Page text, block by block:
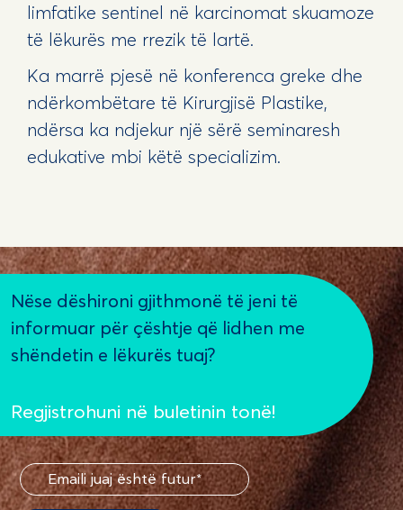
limfatike sentinel në karcinomat skuamoze
të lëkurës me rrezik të lartë.
Ka marrë pjesë në konferenca greke dhe
ndërkombëtare të Kirurgjisë Plastike,
ndërsa ka ndjekur një sërë seminaresh
edukative mbi këtë specializim.
Nëse dëshironi gjithmonë të jeni të
informuar për çështje që lidhen me
shëndetin e lëkurës tuaj?
Regjistrohuni në buletinin tonë!